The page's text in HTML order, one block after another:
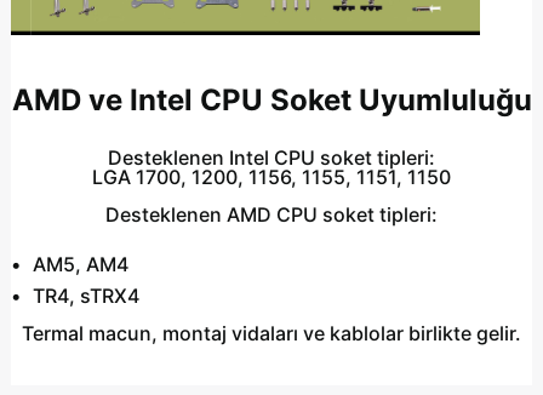
AMD ve Intel CPU Soket Uyumluluğu
Desteklenen Intel CPU soket tipleri:
LGA 1700, 1200, 1156, 1155, 1151, 1150
Desteklenen AMD CPU soket tipleri:
AM5, AM4
TR4, sTRX4
Termal macun, montaj vidaları ve kablolar birlikte gelir.